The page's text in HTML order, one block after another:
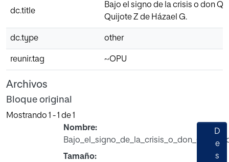
dc.title
Bajo el signo de la crisis o don
Quijote Z de Házael G.
dc.type other
reunir.tag ~OPU
Archivos
Bloque original
Mostrando 1 - 1 de 1
Nombre:
Tamaño:
D
e
s